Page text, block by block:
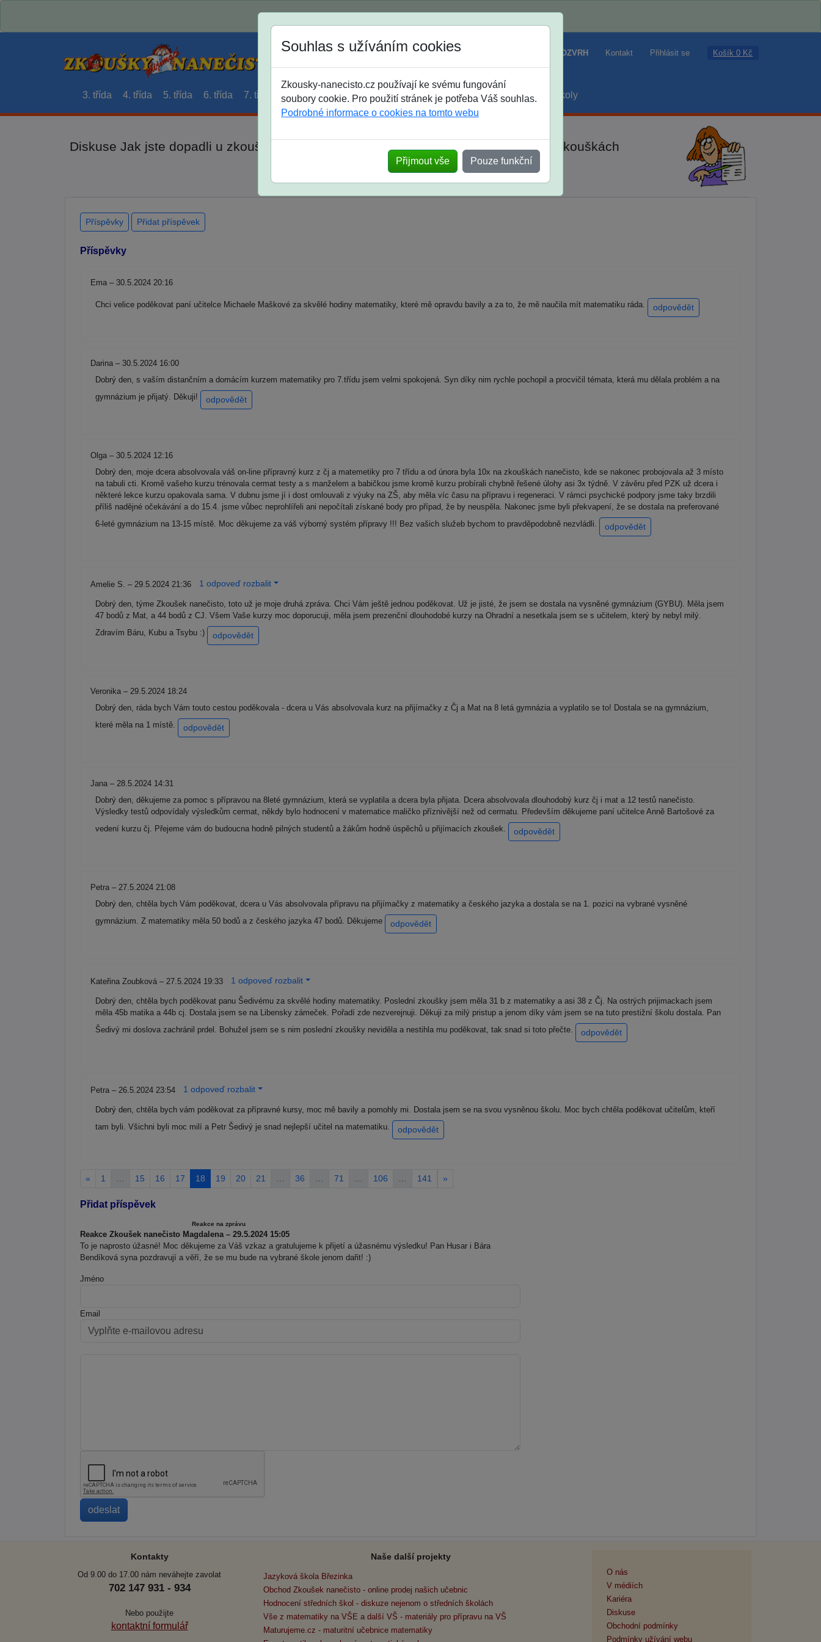
Jak si vybrat ROZVRH Kontakt Přihlásit se Košík 0 Kč
3. třída 4. třída 5. třída 6. třída 7. třída 8. třída 9. třída střední maturanti soutěže prázdniny školy
Diskuse Jak jste dopadli u zkoušek na SŠ? Vaše ohlasy po skutečných přijímacích zkouškách
Souhlas s užíváním cookies
Zkousky-nanecisto.cz používají ke svému fungování
soubory cookie. Pro použití stránek je potřeba Váš souhlas.
Podrobné informace o cookies na tomto webu
Přijmout vše Pouze funkční
Příspěvky Přidat příspěvek
Příspěvky
Ema – 30.5.2024 20:16
Chci velice poděkovat paní učitelce Michaele Maškové za skvělé hodiny matematiky, které mě opravdu bavily a za to, že mě naučila mít matematiku ráda. odpovědět
Darina – 30.5.2024 16:00
Dobrý den, s vaším distančním a domácím kurzem matematiky pro 7.třídu jsem velmi spokojená. Syn díky nim rychle pochopil a procvičil témata, která mu dělala problém a na
gymnázium je přijatý. Děkuji!
odpovědět
Olga – 30.5.2024 12:16
Dobrý den, moje dcera absolvovala váš on-line přípravný kurz z čj a matemetiky pro 7 třídu a od února byla 10x na zkouškách nanečisto, kde se nakonec probojovala až 3 místo
na tabuli cti. Kromě vašeho kurzu trénovala cermat testy a s manželem a babičkou jsme kromě kurzu probírali chybně řešené úlohy asi 3x týdně. V závěru před PZK už dcera i
některé lekce kurzu opakovala sama. V dubnu jsme jí i dost omlouvali z výuky na ZŠ, aby měla víc času na přípravu i regeneraci. V rámci psychické podpory jsme taky brzdili
příliš nadějné očekávání a do 15.4. jsme vůbec neprohlířeli ani nepočítali získané body pro případ, že by neuspěla. Nakonec jsme byli překvapení, že se dostala na preferované
6-leté gymnázium na 13-15 místě. Moc děkujeme za váš výborný systém přípravy !!! Bez vašich služeb bychom to pravděpodobně nezvládli.
odpovědět
Amelie S. – 29.5.2024 21:36 1 odpoveď rozbalit
Dobrý den, týme Zkoušek nanečisto, toto už je moje druhá zpráva. Chci Vám ještě jednou poděkovat. Už je jisté, že jsem se dostala na vysněné gymnázium (GYBU). Měla jsem
47 bodů z Mat, a 44 bodů z CJ. Všem Vaše kurzy moc doporucuji, měla jsem prezenční dlouhodobé kurzy na Ohradní a nesetkala jsem se s učitelem, který by nebyl milý.
Zdravím Báru, Kubu a Tsybu :)
odpovědět
Veronika – 29.5.2024 18:24
Dobrý den, ráda bych Vám touto cestou poděkovala - dcera u Vás absolvovala kurz na přijímačky z Čj a Mat na 8 letá gymnázia a vyplatilo se to! Dostala se na gymnázium,
které měla na 1 místě.
odpovědět
Jana – 28.5.2024 14:31
Dobrý den, děkujeme za pomoc s přípravou na 8leté gymnázium, která se vyplatila a dcera byla přijata. Dcera absolvovala dlouhodobý kurz čj i mat a 12 testů nanečisto.
Výsledky testů odpovídaly výsledkům cermat, někdy bylo hodnocení v matematice maličko příznivější než od cermatu. Především děkujeme paní učitelce Anně Bartošové za
vedení kurzu čj. Přejeme vám do budoucna hodně pilných studentů a žákům hodně úspěchů u přijímacích zkoušek.
odpovědět
Petra – 27.5.2024 21:08
Dobrý den, chtěla bych Vám poděkovat, dcera u Vás absolvovala přípravu na přijímačky z matematiky a českého jazyka a dostala se na 1. pozici na vybrané vysněné
gymnázium. Z matematiky měla 50 bodů a z českého jazyka 47 bodů. Děkujeme
odpovědět
Kateřina Zoubková – 27.5.2024 19:33 1 odpoveď rozbalit
Dobrý den, chtěla bych poděkovat panu Šedivému za skvělé hodiny matematiky. Poslední zkoušky jsem měla 31 b z matematiky a asi 38 z Čj. Na ostrých prijimackach jsem
měla 45b matika a 44b cj. Dostala jsem se na Libensky zámeček. Pořadí zde nezverejnuji. Děkuji za milý pristup a jenom díky vám jsem se na tuto prestižní školu dostala. Pan
Šedivý mi doslova zachránil prdel. Bohužel jsem se s nim poslední zkoušky neviděla a nestihla mu poděkovat, tak snad si toto přečte.
odpovědět
Petra – 26.5.2024 23:54 1 odpoveď rozbalit
Dobrý den, chtěla bych vám poděkovat za přípravné kursy, moc mě bavily a pomohly mi. Dostala jsem se na svou vysněnou školu. Moc bych chtěla poděkovat učitelům, kteří
tam byli. Všichni byli moc milí a Petr Šedivý je snad nejlepší učitel na matematiku.
odpovědět
« 1 15 16 17 18 19 20 21 36 71 106 141 »
Přidat příspěvek
Reakce na zprávu
Reakce Zkoušek nanečisto Magdalena – 29.5.2024 15:05
To je naprosto úžasné! Moc děkujeme za Váš vzkaz a gratulujeme k přijetí a úžasnému výsledku! Pan Husar i Bára
Bendíková syna pozdravují a věří, že se mu bude na vybrané škole jenom dařit! :)
Jméno
Email
Kontakty
Od 9.00 do 17.00 nám neváhejte zavolat
702 147 931 - 934
Nebo použijte
kontaktní formulář
Naše další projekty
Jazyková škola Březinka
Obchod Zkoušek nanečisto - online prodej našich učebnic
Hodnocení středních škol - diskuze nejenom o středních školách
Vše z matematiky na VŠE a další VŠ - materiály pro přípravu na VŠ
Maturujeme.cz - maturitní učebnice matematiky
O nás
V médiích
Kariéra
Diskuse
Obchodní podmínky
Podmínky užívání webu